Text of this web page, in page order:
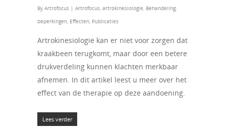
By Artrofocus | Artrofocus, artrokinesiologie, Behandeling,
beperkingen, Effecten, Publicaties
Artrokinesiologie kan er niet voor zorgen dat
kraakbeen terugkomt, maar door een betere
drukverdeling kunnen klachten merkbaar
afnemen. In dit artikel leest u meer over het
effect van de therapie op deze aandoening.
Lees verder